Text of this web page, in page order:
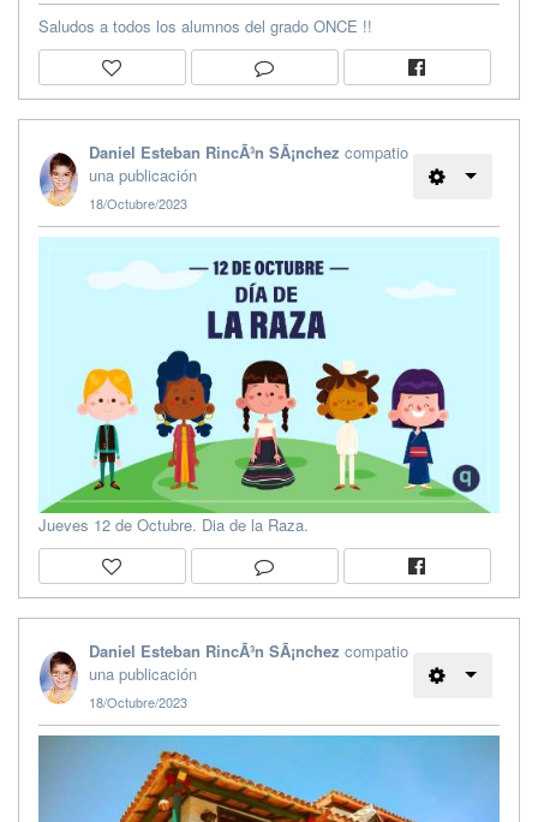
Saludos a todos los alumnos del grado ONCE !!
Daniel Esteban RincÃ³n SÃ¡nchez compatio
una publicación
18/Octubre/2023
Jueves 12 de Octubre. Dia de la Raza.
Daniel Esteban RincÃ³n SÃ¡nchez compatio
una publicación
18/Octubre/2023